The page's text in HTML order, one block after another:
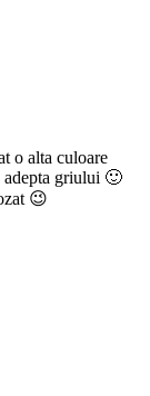
o alta culoare
adepta griului 🙂
😉